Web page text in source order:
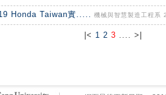
Honda Taiwan實..... 機械與智慧製造工程
|< 123 .... >|